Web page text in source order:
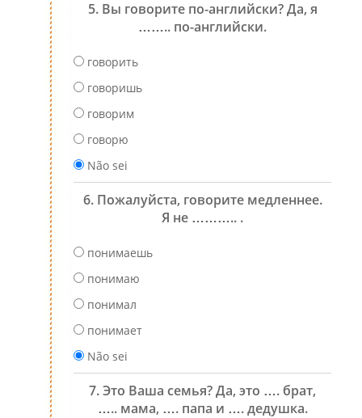
5. Вы говорите по-английски? Да, я
…….. по-английски.
говорить
говоришь
говорим
говорю
Não sei
6. Пожалуйста, говорите медленнее.
Я не ……….. .
понимаешь
понимаю
понимал
понимает
Não sei
7. Это Ваша семья? Да, это …. брат,
….. мама, …. папа и …. дедушка.